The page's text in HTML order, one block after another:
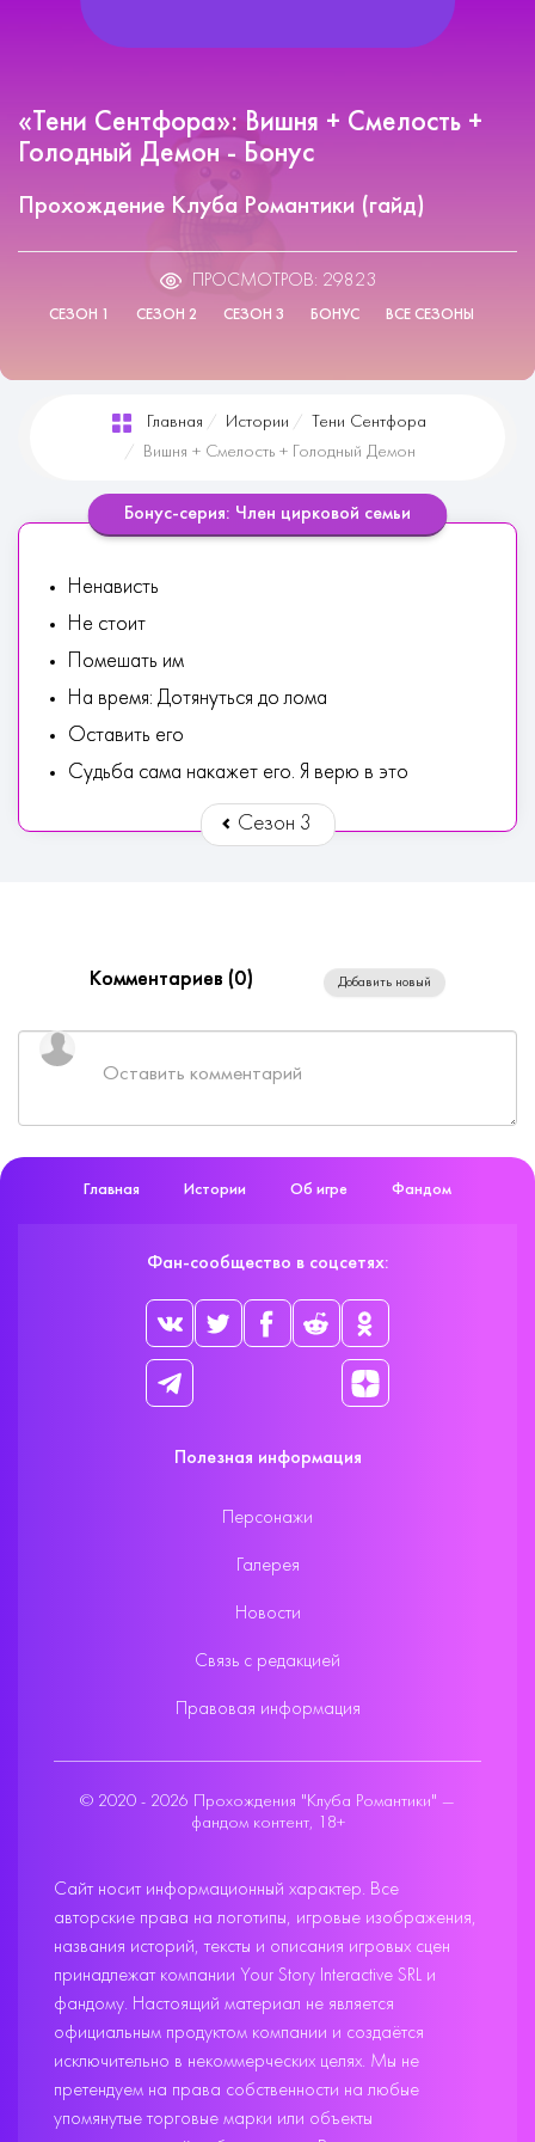
«Тени Сентфора»: Вишня + Смелость +
Голодный Демон - Бонус
Прохождение Клуба Романтики (гайд)
ПРОСМОТРОВ: 29823
СЕЗОН 1 СЕЗОН 2 СЕЗОН 3 БОНУС ВСЕ СЕЗОНЫ
Главная Истории
Тени Сентфора
Вишня + Смелость + Голодный Демон
Бонус-серия: Член цирковой семьи
Ненависть
Не стоит
Помешать им
На время: Дотянуться до лома
Оставить его
Судьба сама накажет его. Я верю в это
Сезон 3
Комментариев (0) Добавить новый
Главная Истории Об игре Фандом
Фан-сообщество в соцсетях:
Полезная информация
Персонажи
Галерея
Новости
Связь с редакцией
Правовая информация
© 2020 - 2026 Прохождения "Клуба Романтики" —
фандом контент, 18+
Сайт носит информационный характер. Все
авторские права на логотипы, игровые изображения,
названия историй, тексты и описания игровых сцен
принадлежат компании Your Story Interactive SRL и
фандому. Настоящий материал не является
официальным продуктом компании и создаётся
исключительно в некоммерческих целях. Мы не
претендуем на права собственности на любые
упомянутые торговые марки или объекты